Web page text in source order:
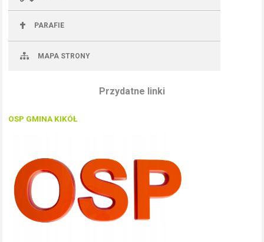
PARAFIE
MAPA STRONY
Przydatne linki
OSP GMINA KIKÓŁ